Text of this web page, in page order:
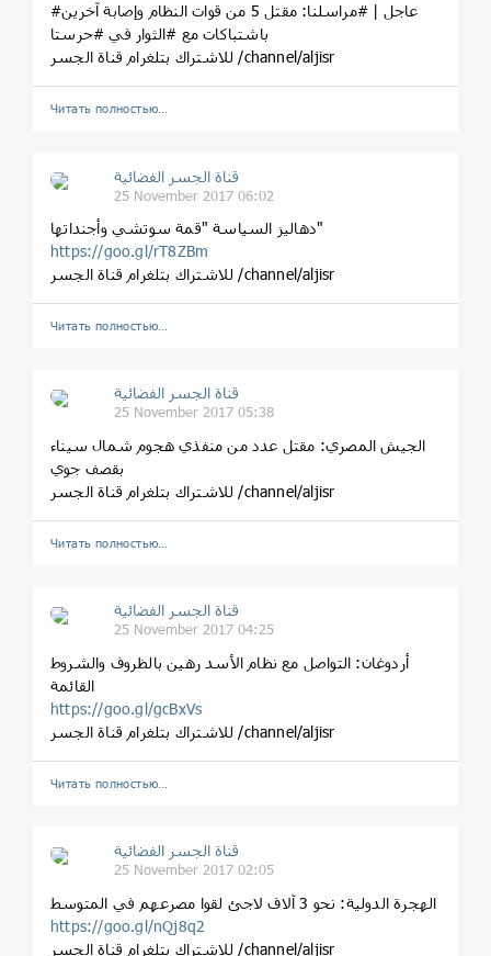
#عاجل | #مراسلنا: مقتل 5 من قوات النظام وإصابة آخرين
باشتباكات مع #الثوار في #حرستا
للاشتراك بتلغرام قناة الجسر /channel/aljisr
Читать полностью…
قناة الجسر الفضائية
25 November 2017 06:02
دهاليز السياسة "قمة سوتشي وأجنداتها"
https://goo.gl/rT8ZBm
للاشتراك بتلغرام قناة الجسر /channel/aljisr
Читать полностью…
قناة الجسر الفضائية
25 November 2017 05:38
الجيش المصري: مقتل عدد من منفذي هجوم شمال سيناء
بقصف جوي
للاشتراك بتلغرام قناة الجسر /channel/aljisr
Читать полностью…
قناة الجسر الفضائية
25 November 2017 04:25
أردوغان: التواصل مع نظام الأسد رهين بالظروف والشروط
القائمة
https://goo.gl/gcBxVs
للاشتراك بتلغرام قناة الجسر /channel/aljisr
Читать полностью…
قناة الجسر الفضائية
25 November 2017 02:05
الهجرة الدولية: نحو 3 آلاف لاجئ لقوا مصرعهم في المتوسط
https://goo.gl/nQj8q2
للاشتراك بتلغرام قناة الجسر /channel/aljisr